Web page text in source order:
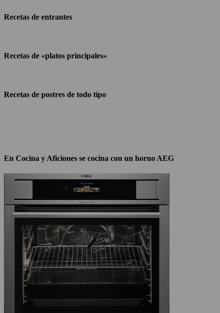
Recetas de entrantes
Recetas de «platos principales»
Recetas de postres de todo tipo
En Cocina y Aficiones se cocina con un horno AEG